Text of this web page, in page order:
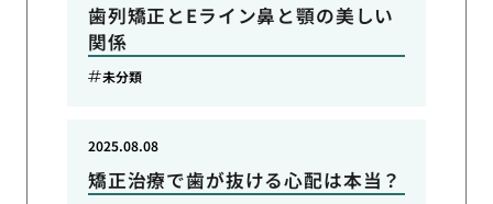
歯列矯正とEライン鼻と顎の美しい
関係
未分類
矯正治療で歯が抜ける心配は本当？
2025.08.08